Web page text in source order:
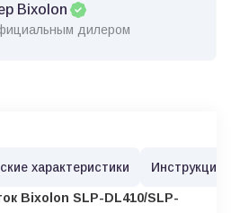
Bixolon
дилером
характеристики Инструкции
Bixolon SLP-DL410/SLP-